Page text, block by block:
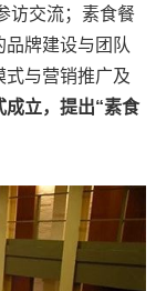
访交流；素食餐
牌建设与团队
式与营销推广及
成立，提出“素食